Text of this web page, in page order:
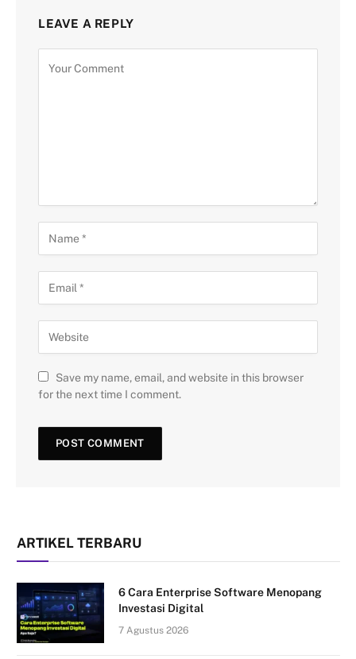
LEAVE A REPLY
Save my name, email, and website in this browser
for the next time I comment.
ARTIKEL TERBARU
6 Cara Enterprise Software Menopang
Investasi Digital
7 Agustus 2026